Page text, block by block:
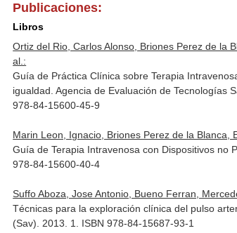
Publicaciones:
Libros
Ortiz del Rio, Carlos Alonso, Briones Perez de la
al.:
Guía de Práctica Clínica sobre Terapia
igualdad. Agencia de Evaluación de Tecnologías
978-84-15600-45-9
Marin Leon, Ignacio, Briones Perez de la Blanca,
Guía de Terapia Intravenosa con Dispositivos no
978-84-15600-40-4
Suffo Aboza, Jose Antonio, Bueno Ferran,
Técnicas para la exploración clínica del pulso
(Sav). 2013. 1. ISBN 978-84-15687-93-1